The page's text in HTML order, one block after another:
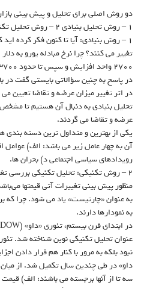
دو روش اصلی برای تحلیل و پیش بینی
۱ – روش تحلیل بنیادی ۲ – روش تحلیل تکنیکی.
۱ – روش بنیادی: آیا تا کنون فکر کرده
۲۷۰۰ واحد افزایش و سپس تا حدود ۳۷۰۰ واحد کاهش داشته است؟
در پاسخ به چنین سؤالاتی بایستی گفت در
در اثر تغییر میزان عرضه و تقاضا تعیین
تحلیل بنیادی به دنبال آن هستیم تا
عرضه و تقاضا می گردند.
یکی از بهترین و متداول ترین دسته بندی
آن به چهار عامل زیر می باشد: الف)
رویدادهای سیاسی اجتماعی د) بحران ها.
۲ – روش تکنیکی: تحلیل تکنیکی بررسی
منظور پیش بینی تغییرات آتی قیمتها
به عنوان «چارتیست» یاد می شود. چرا که
به نمودارها دارند.
عنوان تحلیل تکنیکی نوین شناخته شد.
نبود بلکه به مرور با کنار هم قرار دادن
داو» در طی چندین سال تکمیل شد. از
سه تا از آنها برجسته می باشند: الف)